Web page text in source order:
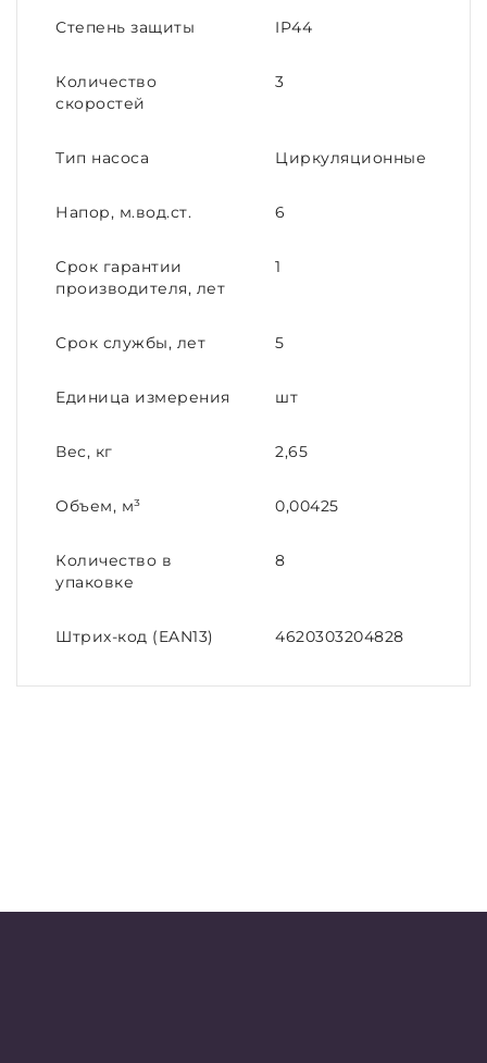
Степень защиты IP44
Количество
скоростей
3
Тип насоса Циркуляционные
Напор, м.вод.ст. 6
Срок гарантии
производителя, лет
1
Срок службы, лет 5
Единица измерения шт
Вес, кг 2,65
Объем, м³ 0,00425
Количество в
упаковке
8
Штрих-код (EAN13) 4620303204828